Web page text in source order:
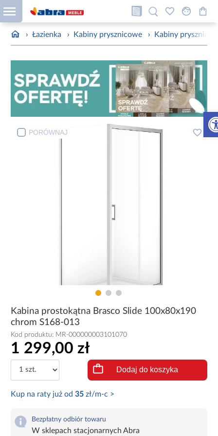
› Łazienka › Kabiny prysznicowe › Kabiny
PORÓWNAJ
Kabina prostokątna Brasco Slide 100x80x190
chrom S168-013
Kod produktu: MR-000000003101070
1 299,00 zł
Dodaj do koszyka
Kup na raty już od35 zł/m-c >
Bezpłatny odbiór towaru
W sklepach stacjonarnych Abra